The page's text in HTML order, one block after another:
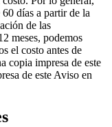
días a partir de la
de las
meses, podemos
el costo antes de
copia impresa de este
de este Aviso en